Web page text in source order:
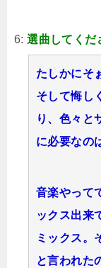
6:選曲してくだ
たしかにそ
そして悔し
り、色々と
に必要なの
音楽やって
ックス出来
ミックス。
と言われた